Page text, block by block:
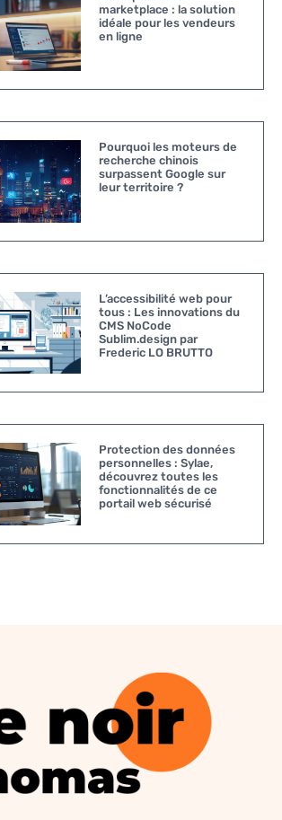
marketplace : la solution
idéale pour les vendeurs
en ligne
Pourquoi les moteurs de
recherche chinois
surpassent Google sur
leur territoire ?
L’accessibilité web pour
tous : Les innovations du
CMS NoCode
Sublim.design par
Frederic LO BRUTTO
Protection des données
personnelles : Sylae,
découvrez toutes les
fonctionnalités de ce
portail web sécurisé